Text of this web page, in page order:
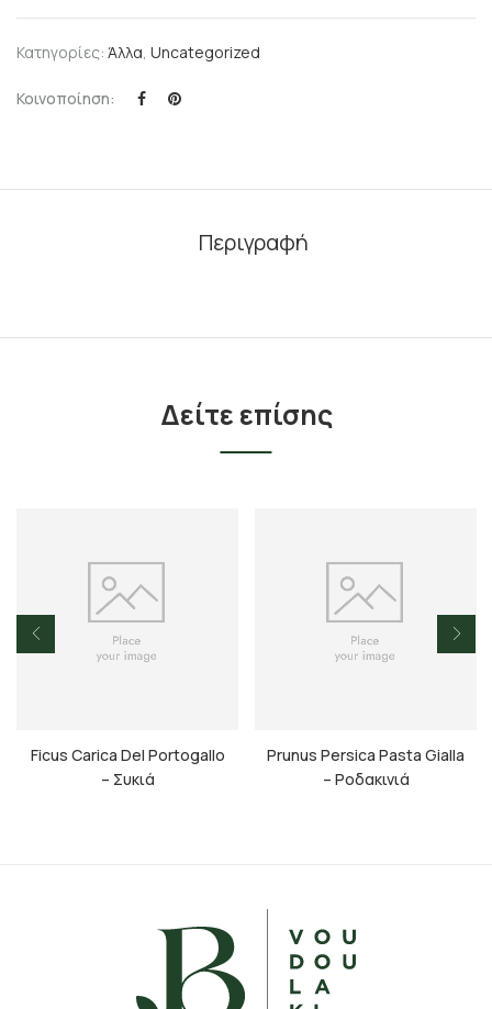
Κατηγορίες: Άλλα, Uncategorized
Κοινοποίηση:
Περιγραφή
Δείτε επίσης
Ficus Carica Del Portogallo
– Συκιά
Prunus Persica Pasta Gialla
– Ροδακινιά